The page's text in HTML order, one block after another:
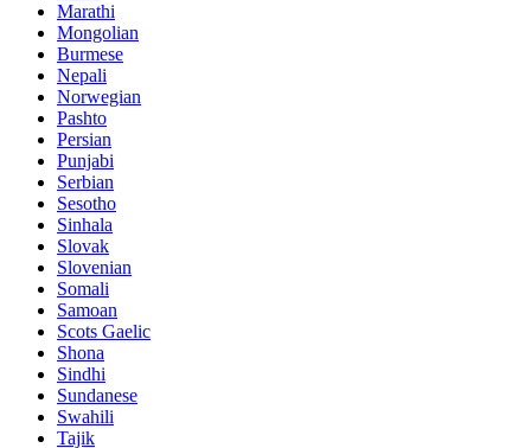
Marathi
Mongolian
Burmese
Nepali
Norwegian
Pashto
Persian
Punjabi
Serbian
Sesotho
Sinhala
Slovak
Slovenian
Somali
Samoan
Scots Gaelic
Shona
Sindhi
Sundanese
Swahili
Tajik